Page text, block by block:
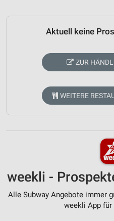
Aktuell keine
ZUR
WEITERE
weekli -
Alle Subway Angebote immer
weekli App für